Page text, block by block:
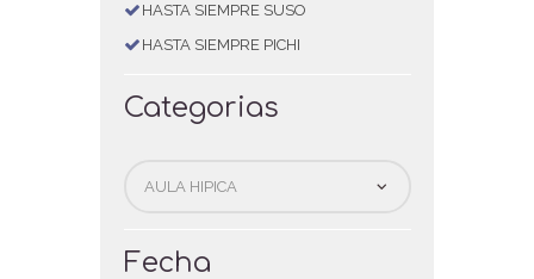
HASTA SIEMPRE SUSO
HASTA SIEMPRE PICHI
Categorias
Fecha